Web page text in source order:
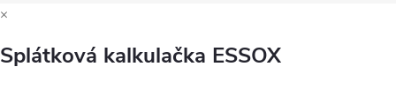
×
Splátková kalkulačka ESSOX